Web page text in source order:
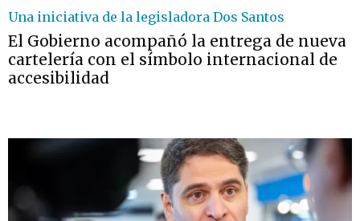
Una iniciativa de la legisladora Dos Santos
El Gobierno acompañó la entrega de nueva
cartelería con el símbolo internacional de
accesibilidad